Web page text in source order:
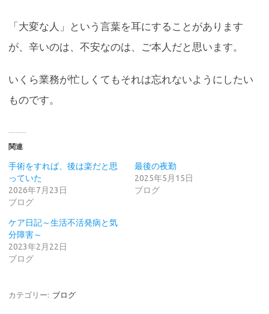
「大変な人」という言葉を耳にすることがあります
が、辛いのは、不安なのは、ご本人だと思います。
いくら業務が忙しくてもそれは忘れないようにしたい
ものです。
関連
手術をすれば、後は楽だと思
っていた
2026年7月23日
ブログ
最後の夜勤
2025年5月15日
ブログ
ケア日記～生活不活発病と気
分障害～
2023年2月22日
ブログ
カテゴリー: ブログ